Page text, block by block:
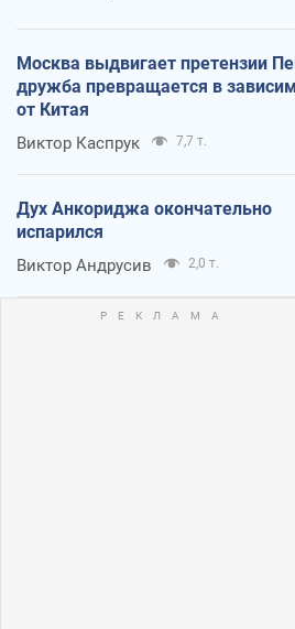
Москва выдвигает претензии
дружба превращается в
от Китая
Виктор Каспрук 7,7 т.
Дух Анкориджа окончательно
испарился
Виктор Андрусив 2,0 т.